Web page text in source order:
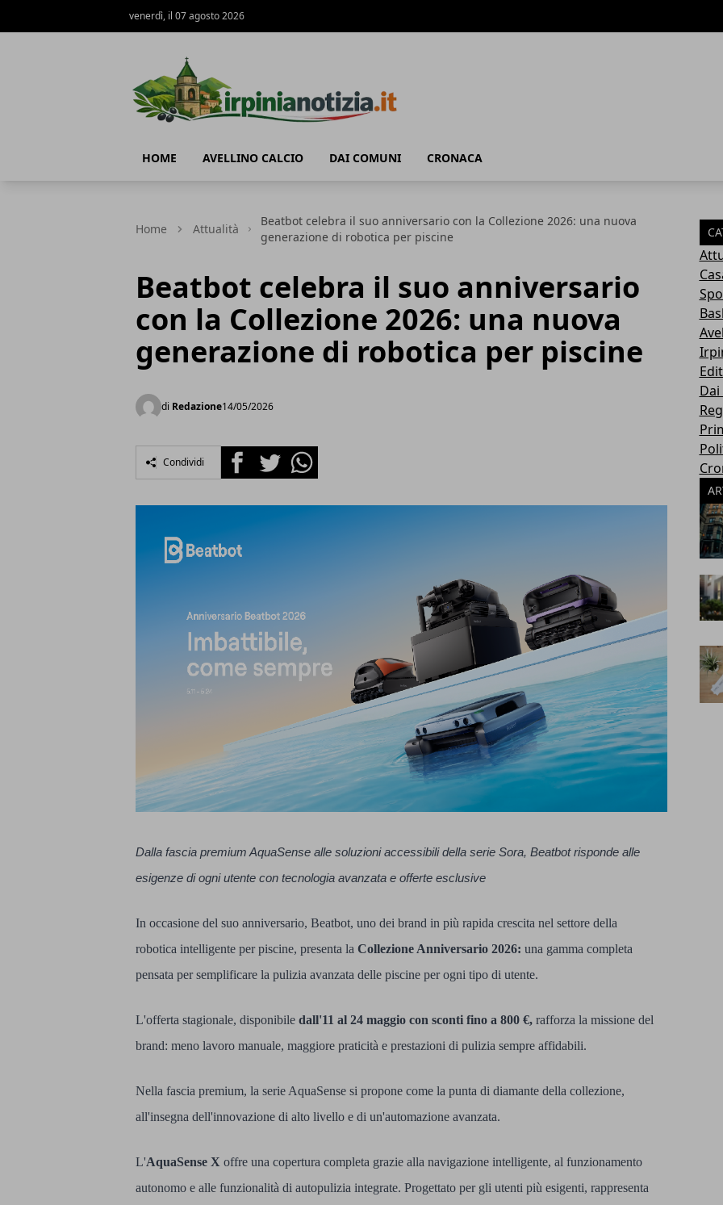
venerdì, il 07 agosto 2026
HOME AVELLINO CALCIO DAI COMUNI CRONACA
Home Attualità
Beatbot celebra il suo anniversario con la Collezione 2026: una nuova
generazione di robotica per piscine
Beatbot celebra il suo anniversario
con la Collezione 2026: una nuova
generazione di robotica per piscine
di Redazione14/05/2026
Condividi FacebookTwitterWhatsapp
Dalla fascia premium AquaSense alle soluzioni accessibili della serie Sora, Beatbot risponde alle
esigenze di ogni utente con tecnologia avanzata e offerte esclusive
In occasione del suo anniversario, Beatbot, uno dei brand in più rapida crescita nel settore della
robotica intelligente per piscine, presenta la Collezione Anniversario 2026: una gamma completa
pensata per semplificare la pulizia avanzata delle piscine per ogni tipo di utente.
L'offerta stagionale, disponibile dall'11 al 24 maggio con sconti fino a 800 €, rafforza la missione del
brand: meno lavoro manuale, maggiore praticità e prestazioni di pulizia sempre affidabili.
Nella fascia premium, la serie AquaSense si propone come la punta di diamante della collezione,
all'insegna dell'innovazione di alto livello e di un'automazione avanzata.
L'AquaSense X offre una copertura completa grazie alla navigazione intelligente, al funzionamento
autonomo e alle funzionalità di autopulizia integrate. Progettato per gli utenti più esigenti, rappresenta